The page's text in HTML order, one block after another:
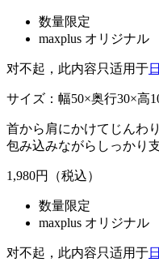
数量限定
maxplus オリジナル
对不起，此内容只适用于
サイズ：幅50×奥行30×高
首から肩にかけてじんわ
包み込みながらしっかり
1,980円（税込）
数量限定
maxplus オリジナル
对不起，此内容只适用于